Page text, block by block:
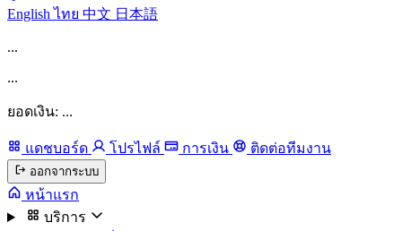
Englishไทย 中文 日本語
...
...
ยอดเงิน: ...
แดชบอร์ด โปรไฟล์ การเงิน ติดต่อทีมงาน
ออกจากระบบ
หน้าแรก
บริการ